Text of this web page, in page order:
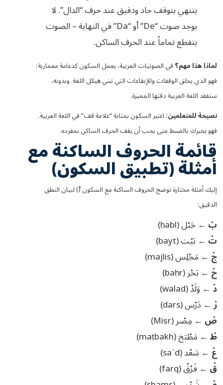
ينتهي بتوقف حاد ودقيق عند حرف “الدال”. لا
يوجد صوت “De” أو “Da” في النهاية – الصوت
ينقطع تماماً عند الحرف الساكن.
لماذا هذا مهم؟في الصوتيات العربية، يعمل السكون كدعامة معمارية؛
فهو الذي يخلق الوقفات والإيقاعات التي تبني هيكل اللغة. وبدونه،
ستفقد اللغة العربية دقتها المميزة.
نصيحة للمتعلمين:اعتبر السكون بمثابة “علامة قف” في اللغة العربية.
فهو يخبرك بالضبط متى يجب أن يقف الحرف الساكن بمفرده.
قائمة الحروف الساكنة مع
أمثلة (تطبيق السكون)
إليك أمثلة مختارة توضح الحروف الساكنة مع السكون (ْ) لبيان النطق
الدقيق:
بْ← حَبْل (ḥabl)
تْ← بَيْت (bayt)
جْ← مَجْلِس (majlis)
حْ← بَحْر (baḥr)
دْ← وَلَدْ (walad)
رْ← دَرْس (dars)
صْ← مِصْر (Miṣr)
طْ← مَطْبَخ (maṭbakh)
عْ← سَعْد (saʿd)
قْ← فَرْقْ (farq)